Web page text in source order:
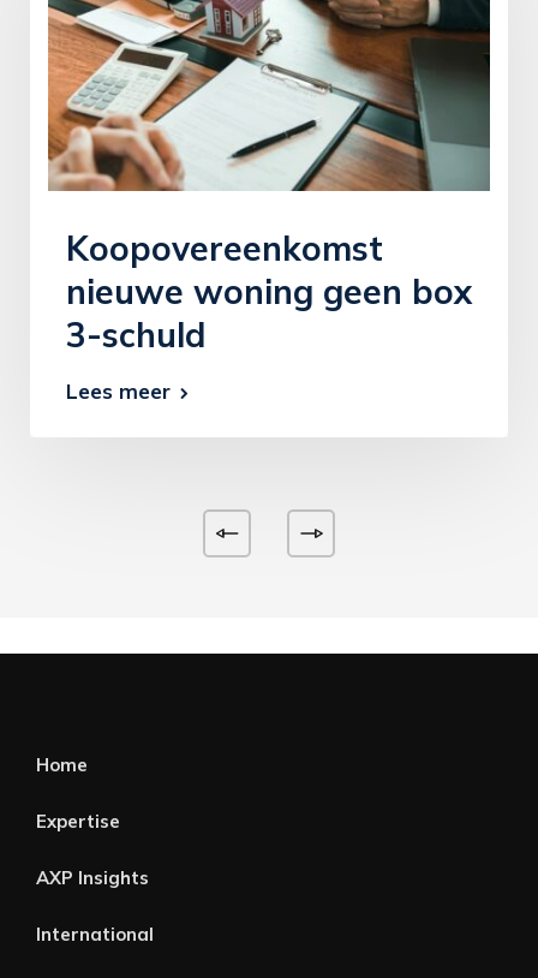
Koopovereenkomst
nieuwe woning geen box
3-schuld
Lees meer
Home
Expertise
AXP Insights
International